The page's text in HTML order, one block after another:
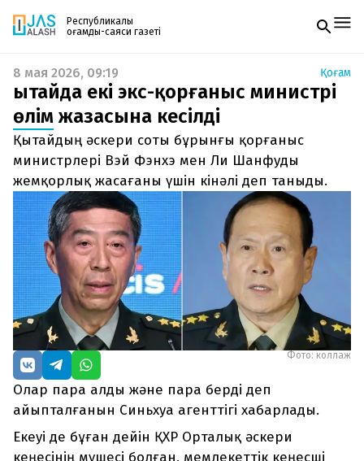
Республикалық
қоғамдық-саяси газеті
Жаңалықтар
Спорт
Live
Руханият
Аймақ
Архив
Заң және тәртіп
Редакциямен байланыс
+7 708 604 51 06
Жарнама бөлімі
+7 701 220 64 52
Пошта
zhasalash100@gmail.com
Газетке жазылу
PDF форматтағы газетті ай сайын электронды
поштаңызға алып отырыңыз. Жаңа нөмір
шыққан сәтте сізге бірден жіберіледі. Тек email
енгізіңіз, біз қалғанын өзіміз жібереміз.
8 мая 2026, 09:19 Қоғам
Қытайда екі экс-қорғаныс министрі
өлім жазасына кесілді
Қытайдың әскери соты бұрынғы қорғаныс
министрлері Вэй Фэнхэ мен Ли Шанфуды
жемқорлық жасағаны үшін кінәлі деп таныды.
Фото: коллаж
Олар пара алды және пара берді деп
айыпталғанын Синьхуа агенттігі хабарлады.
Екеуі де бұған дейін ҚХР Орталық әскери
кеңесінің мүшесі болған, мемлекеттік кеңесші